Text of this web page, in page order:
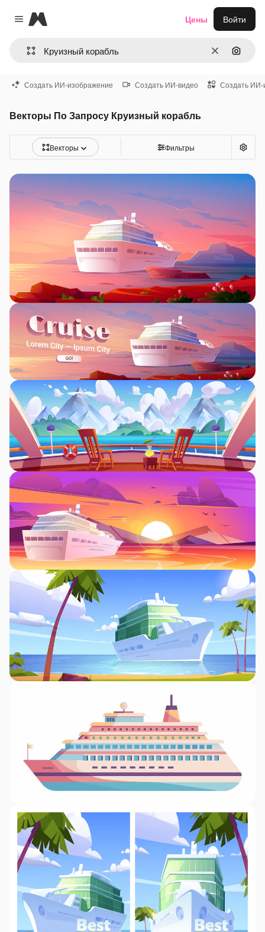
Close menu
Magnific
ОчиститьПоиск
Цены Войти
Создать ИИ-изображение Создать ИИ-видео Создать ИИ-
Векторы По Запросу Круизный корабль
Векторы Фильтры